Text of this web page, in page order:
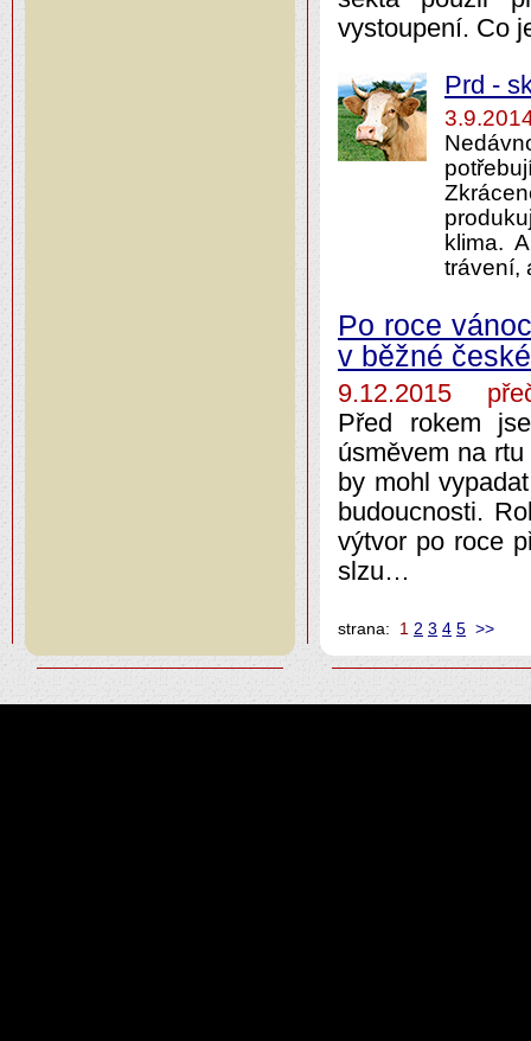
vystoupení. Co
Prd -
klima.
trávení,
Po roce
v běžné
9.12.2015
Před rokem
úsměvem na
by mohl
budoucnosti.
výtvor po roce
slzu…
strana: 1 2 3 4 5 >>